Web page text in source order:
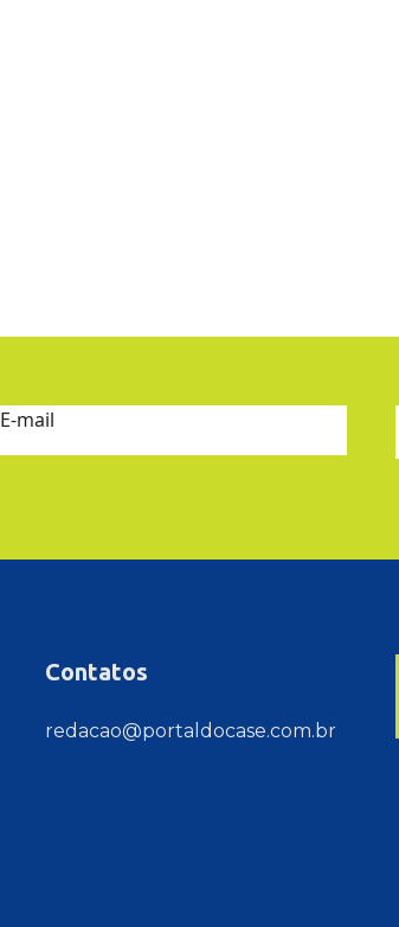
E-mail
Contatos
redacao@portaldocase.com.br